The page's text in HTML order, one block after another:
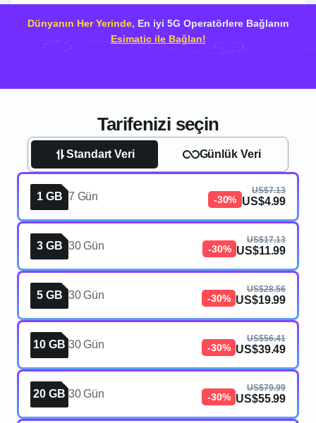
Dünyanın Her Yerinde, En iyi 5G Operatörlere Bağlanın
Esimatic ile Bağlan!
Tarifenizi seçin
Standart Veri Günlük Veri
1 GB 7 Gün -30%
US$7.13
US$4.99
3 GB 30 Gün -30%
US$17.13
US$11.99
5 GB 30 Gün -30%
US$28.56
US$19.99
10 GB 30 Gün -30%
US$56.41
US$39.49
20 GB 30 Gün -30%
US$79.99
US$55.99